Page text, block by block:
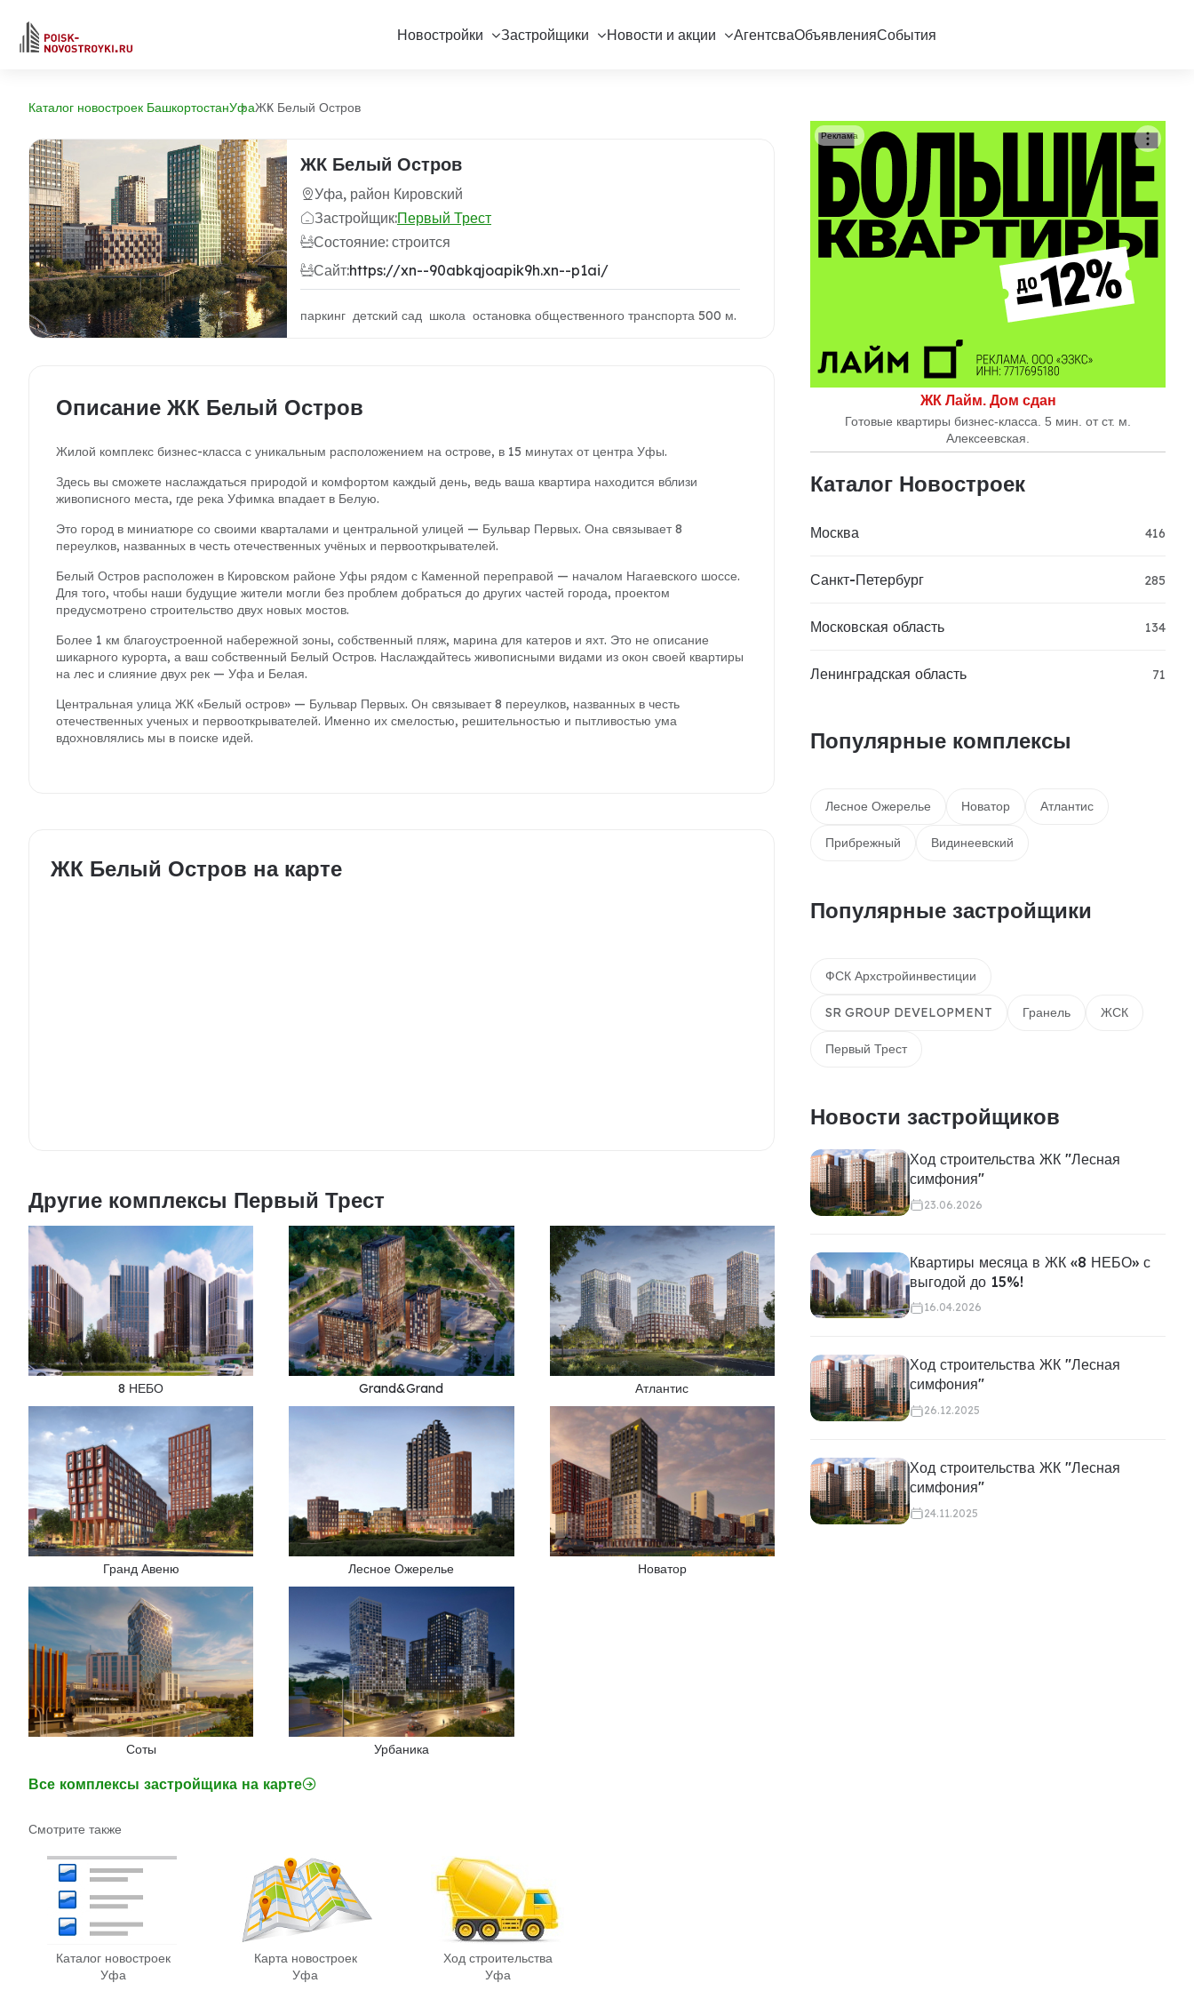
Новостройки Застройщики Новости и акции АгентсваОбъявленияСобытия
Каталог новостроек БашкортостанУфаЖК Белый Остров
ЖК Белый Остров
Уфа, район Кировский
Застройщик:Первый Трест
Состояние: строится
Сайт:https://xn--90abkqjoapik9h.xn--p1ai/
паркинг детский сад школа остановка общественного транспорта 500 м.
Описание ЖК Белый Остров
Жилой комплекс бизнес-класса с уникальным расположением на острове, в 15 минутах от центра Уфы.
Здесь вы сможете наслаждаться природой и комфортом каждый день, ведь ваша квартира находится вблизи
живописного места, где река Уфимка впадает в Белую.
Это город в миниатюре со своими кварталами и центральной улицей — Бульвар Первых. Она связывает 8
переулков, названных в честь отечественных учёных и первооткрывателей.
Белый Остров расположен в Кировском районе Уфы рядом с Каменной переправой — началом Нагаевского шоссе.
Для того, чтобы наши будущие жители могли без проблем добраться до других частей города, проектом
предусмотрено строительство двух новых мостов.
Более 1 км благоустроенной набережной зоны, собственный пляж, марина для катеров и яхт. Это не описание
шикарного курорта, а ваш собственный Белый Остров. Наслаждайтесь живописными видами из окон своей квартиры
на лес и слияние двух рек — Уфа и Белая.
Центральная улица ЖК «Белый остров» — Бульвар Первых. Он связывает 8 переулков, названных в честь
отечественных ученых и первооткрывателей. Именно их смелостью, решительностью и пытливостью ума
вдохновлялись мы в поиске идей.
ЖК Белый Остров на карте
Другие комплексы Первый Трест
8 НЕБО Grand&Grand Атлантис
Гранд Авеню Лесное Ожерелье Новатор
Соты Урбаника
Все комплексы застройщика на карте
Смотрите также
Каталог новостроек
Уфа
Карта новостроек
Уфа
Ход строительства
Уфа
ЖК Лайм. Дом сдан
Готовые квартиры бизнес-класса. 5 мин. от ст. м.
Алексеевская.
Реклама
Каталог Новостроек
Москва 416
Санкт-Петербург 285
Московская область 134
Ленинградская область 71
Популярные комплексы
Лесное Ожерелье Новатор Атлантис
Прибрежный Видинеевский
Популярные застройщики
ФСК Архстройинвестиции
SR GROUP DEVELOPMENT Гранель ЖСК
Первый Трест
Новости застройщиков
Ход строительства ЖК "Лесная
симфония"
23.06.2026
Квартиры месяца в ЖК «8 НЕБО» с
выгодой до 15%!
16.04.2026
Ход строительства ЖК "Лесная
симфония"
26.12.2025
Ход строительства ЖК "Лесная
симфония"
24.11.2025